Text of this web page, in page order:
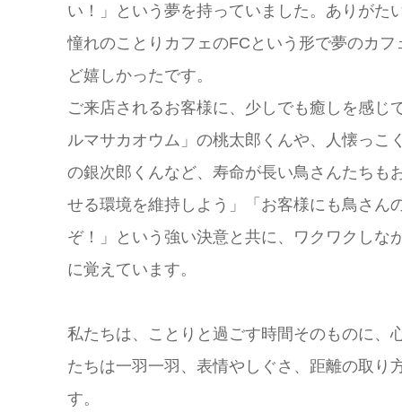
い！」という夢を持っていました。ありがた
憧れのことりカフェのFCという形で夢のカ
ど嬉しかったです。
ご来店されるお客様に、少しでも癒しを感じ
ルマサカオウム」の桃太郎くんや、人懐っ
の銀次郎くんなど、寿命が長い鳥さんたちも
せる環境を維持しよう」「お客様にも鳥さん
ぞ！」という強い決意と共に、ワクワクしな
に覚えています。
私たちは、ことりと過ごす時間そのものに、
たちは一羽一羽、表情やしぐさ、距離の取り
す。